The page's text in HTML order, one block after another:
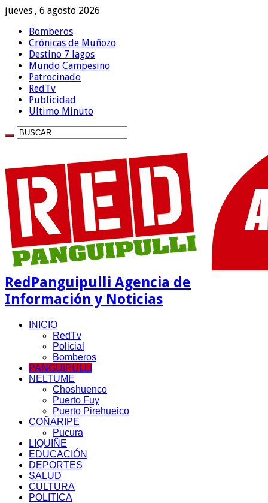
jueves , 6 agosto 2026
Bomberos
Crónicas de Muñozo
Destino 7 lagos
Mundo Campesino
Patrocinado
RedTv
Publicidad
Ultimo Minuto
RedPanguipulli Agencia de
Información y Noticias
INICIO
RedTv
Policial
Bomberos
PANGUIPULLI
NELTUME
Choshuenco
Puerto Fuy
Puerto Pirehueico
COÑARIPE
Pucura
LIQUIÑE
EDUCACIÓN
DEPORTES
SALUD
CULTURA
POLITICA